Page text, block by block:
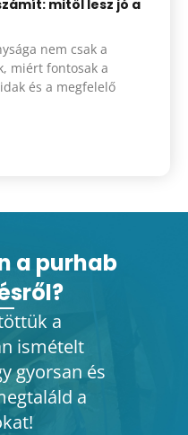
mitől lesz jó a
nem csak a
miért fontosak a
és a megfelelő
a purhab
a
ismételt
gyorsan és
a